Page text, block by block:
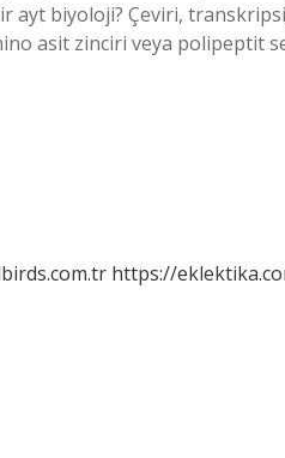
ayt biyoloji? Çeviri,
asit zinciri veya polipeptit
https://